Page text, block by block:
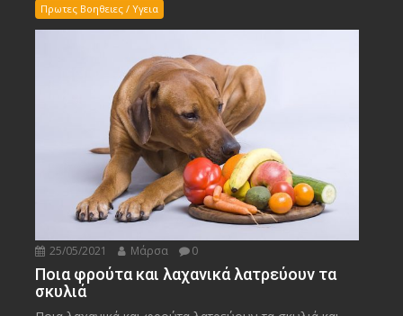
Πρωτες Βοηθειες / Υγεια
25/05/2021 Μάρσα 0
Ποια φρούτα και λαχανικά λατρεύουν τα
σκυλιά